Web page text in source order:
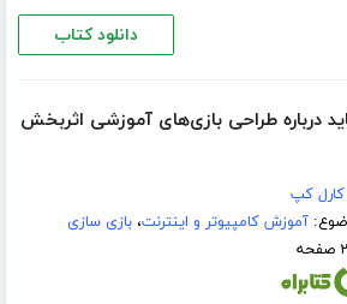
دانلود کتاب
درباره طراحی بازی‌های آموزشی اثربخش
کارل کپ
آموزش کامپیوتر و اینترنت،بازی سازی